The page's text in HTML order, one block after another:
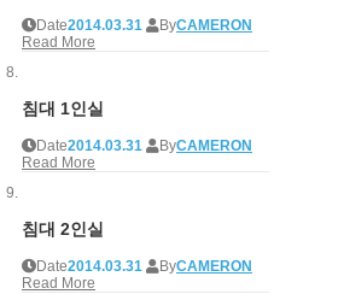
Date2014.03.31 ByCAMERON
Read More
침대 1인실
Date2014.03.31 ByCAMERON
Read More
침대 2인실
Date2014.03.31 ByCAMERON
Read More